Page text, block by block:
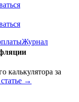
Журнал
калькулятора за
→